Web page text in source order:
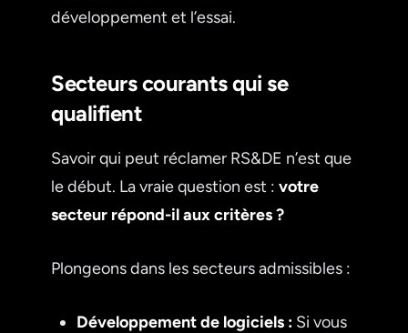
développement et l’essai.
Secteurs courants qui se
qualifient
Savoir qui peut réclamer RS&DE n’est que
le début. La vraie question est : votre
secteur répond-il aux critères ?
Plongeons dans les secteurs admissibles :
Développement de logiciels : Si vous